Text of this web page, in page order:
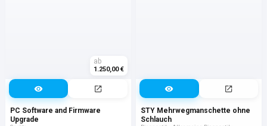
ab
1.250,00 €
PC Software and Firmware
Upgrade
STY Mehrwegmanschette ohne
Schlauch